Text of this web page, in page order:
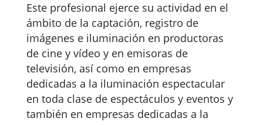
Este profesional ejerce su actividad en el
ámbito de la captación, registro de
imágenes e iluminación en productoras
de cine y vídeo y en emisoras de
televisión, así como en empresas
dedicadas a la iluminación espectacular
en toda clase de espectáculos y eventos y
también en empresas dedicadas a la